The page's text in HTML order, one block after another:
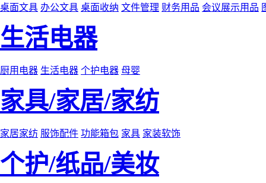
桌面文具 办公文具 桌面收纳 文件管理 财务用品 会议展示用品
生活电器
厨用电器 生活电器 个护电器 母婴
家具/家居/家纺
家居家纺 服饰配件 功能箱包 家具 家装软饰
个护/纸品/美妆